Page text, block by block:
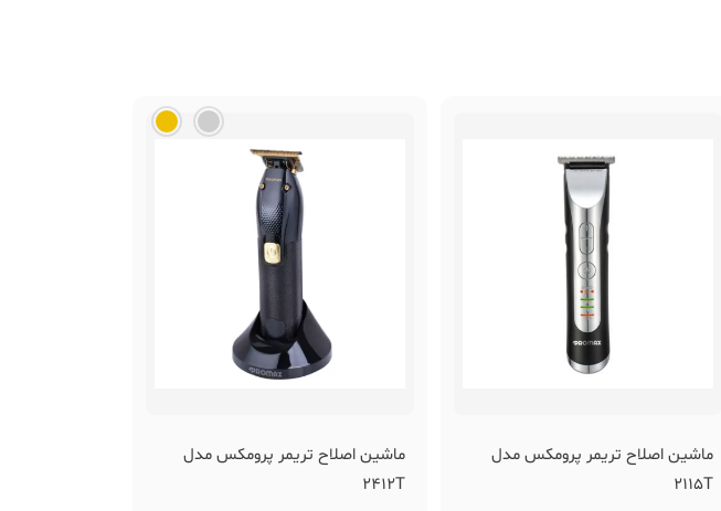
ماشین اصلاح تریمر پرومکس مدل
2115T
ماشین اصلاح تریمر پرومکس مدل
2412T